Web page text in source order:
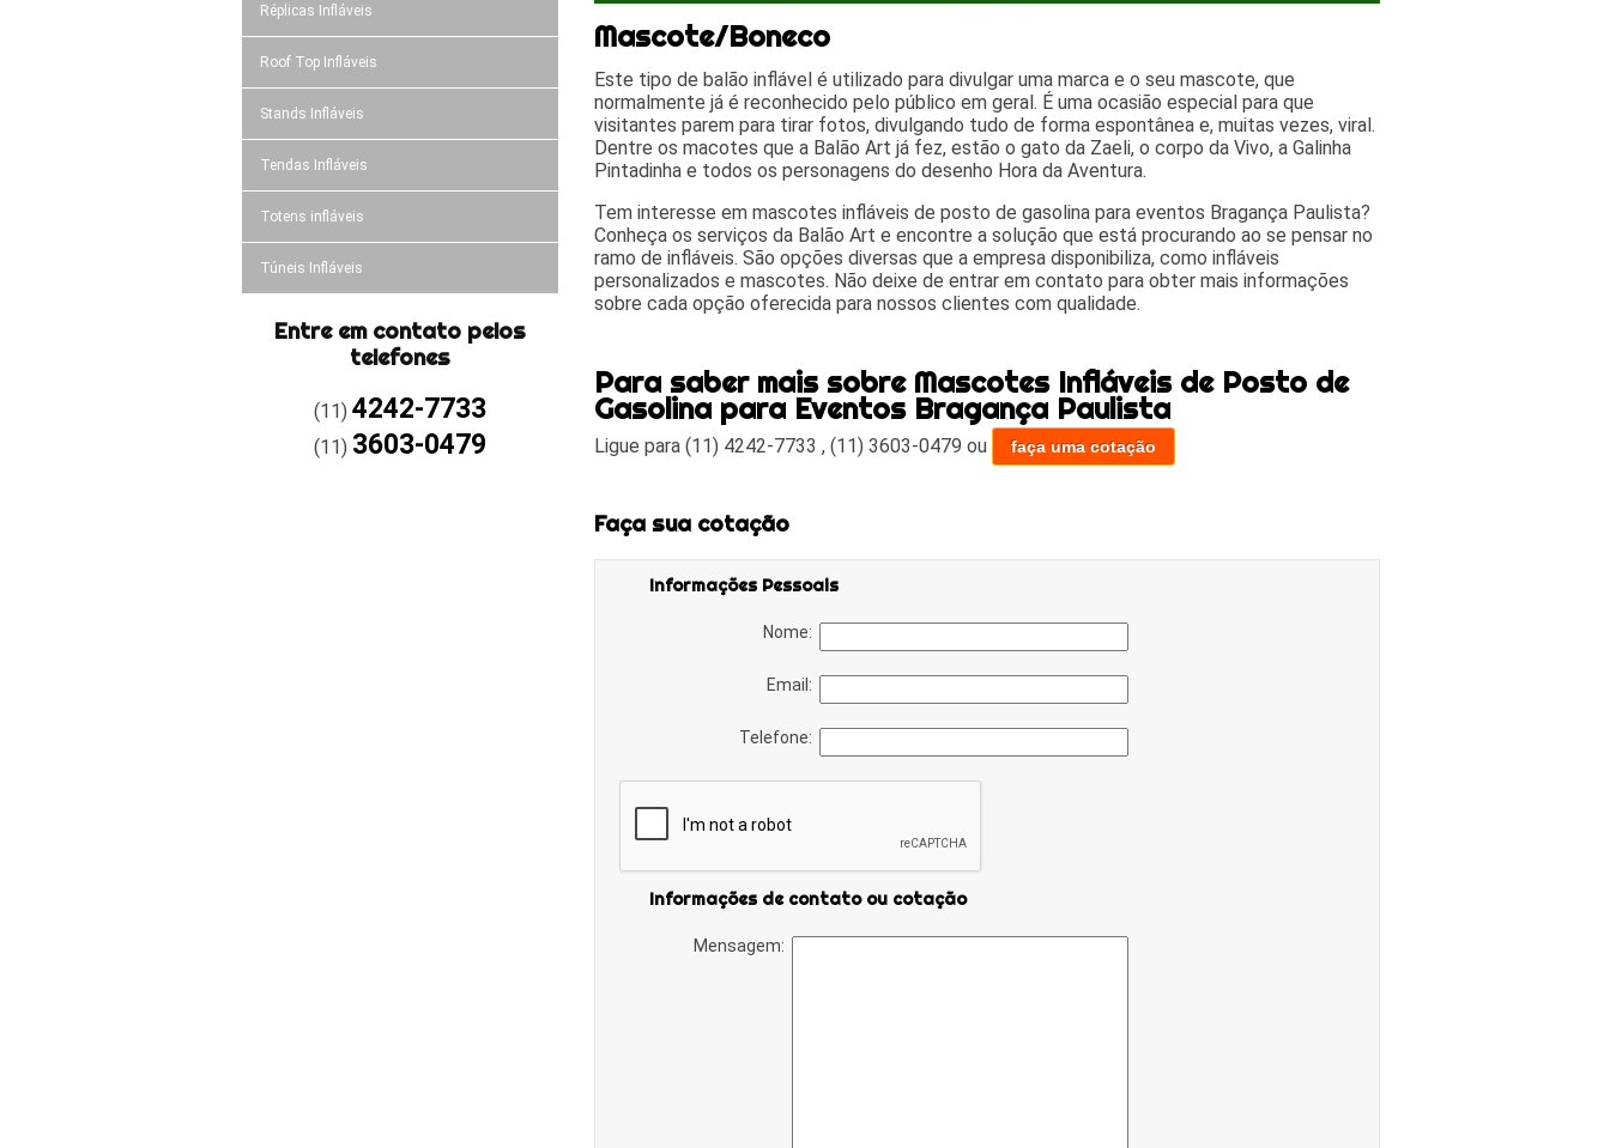
Réplicas Infláveis
Roof Top Infláveis
Stands Infláveis
Tendas Infláveis
Totens infláveis
Túneis Infláveis
Entre em contato pelos
telefones
(11) 4242-7733
(11) 3603-0479
Mascote/Boneco
Este tipo de balão inflável é utilizado para divulgar uma marca e o seu mascote, que
normalmente já é reconhecido pelo público em geral. É uma ocasião especial para que
visitantes parem para tirar fotos, divulgando tudo de forma espontânea e, muitas vezes, viral.
Dentre os macotes que a Balão Art já fez, estão o gato da Zaeli, o corpo da Vivo, a Galinha
Pintadinha e todos os personagens do desenho Hora da Aventura.
Tem interesse em mascotes infláveis de posto de gasolina para eventos Bragança Paulista?
Conheça os serviços da Balão Art e encontre a solução que está procurando ao se pensar no
ramo de infláveis. São opções diversas que a empresa disponibiliza, como infláveis
personalizados e mascotes. Não deixe de entrar em contato para obter mais informações
sobre cada opção oferecida para nossos clientes com qualidade.
Para saber mais sobre Mascotes Infláveis de Posto de
Gasolina para Eventos Bragança Paulista
Ligue para (11) 4242-7733 , (11) 3603-0479 ou faça uma cotação
Faça sua cotação
Informações Pessoais
Nome:
Email:
Telefone:
Informações de contato ou cotação
Mensagem: